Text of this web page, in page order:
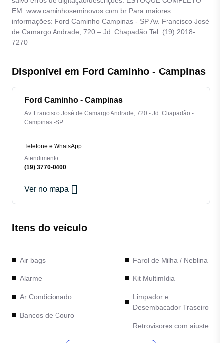
EM: www.caminhoseminovos.com.br Para maiores
informações: Ford Caminho Campinas - SP Av. Francisco José
de Camargo Andrade, 720 – Jd. Chapadão Tel: (19) 2018-
7270
Disponível em Ford Caminho - Campinas
Ford Caminho - Campinas
Av. Francisco José de Camargo Andrade, 720 - Jd. Chapadão -
Campinas -SP
Telefone e WhatsApp
Atendimento:
(19) 3770-0400
Ver no mapa
Itens do veículo
Air bags
Alarme
Ar Condicionado
Bancos de Couro
Farol de Milha / Neblina
Kit Multimídia
Limpador e
Desembacador Traseiro
Retrovisores com ajuste